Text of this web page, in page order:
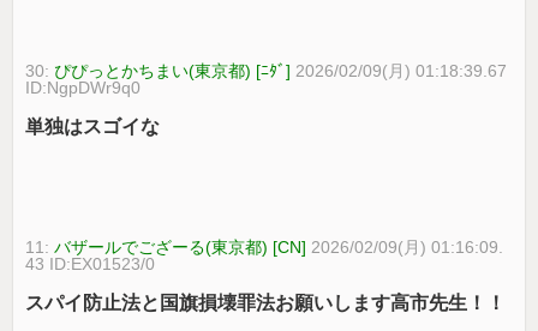
30: ぴぴっとかちまい(東京都) [ﾆﾀﾞ] 2026/02/09(月) 01:18:39.67
ID:NgpDWr9q0
単独はスゴイな
11:バザールでござーる(東京都) [CN] 2026/02/09(月) 01:16:09.
43 ID:EX01523/0
スパイ防止法と国旗損壊罪法お願いします高市先生！！